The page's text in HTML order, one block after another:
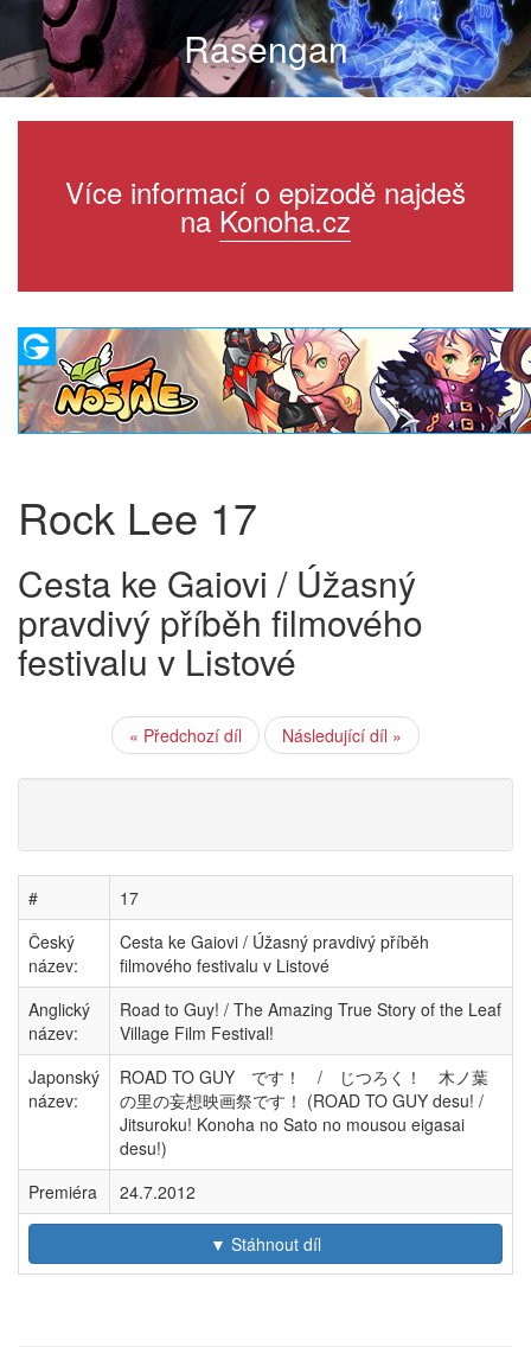
Rasengan
Více informací o epizodě najdeš
na Konoha.cz
Rock Lee 17
Cesta ke Gaiovi / Úžasný
pravdivý příběh filmového
festivalu v Listové
« Předchozí díl Následující díl »
#
17
Český
název:
Cesta ke Gaiovi / Úžasný pravdivý příběh
filmového festivalu v Listové
Anglický
název:
Road to Guy! / The Amazing True Story of the Leaf
Village Film Festival!
Japonský
název:
ROAD TO GUY です！ / じつろく！ 木ノ葉
の里の妄想映画祭です！ (ROAD TO GUY desu! /
Jitsuroku! Konoha no Sato no mousou eigasai
desu!)
Premiéra
24.7.2012
▼ Stáhnout díl